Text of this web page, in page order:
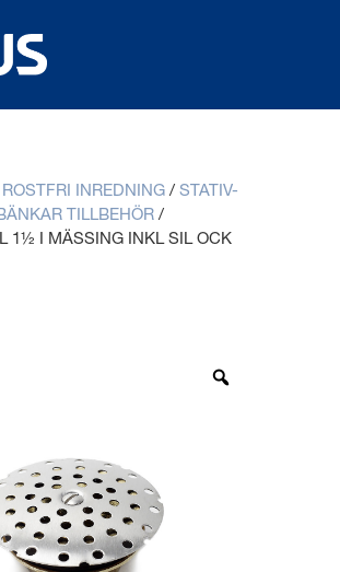
ROSTFRI INREDNING / STATIV-
TILLBEHÖR /
1½ I MÄSSING INKL SIL OCK